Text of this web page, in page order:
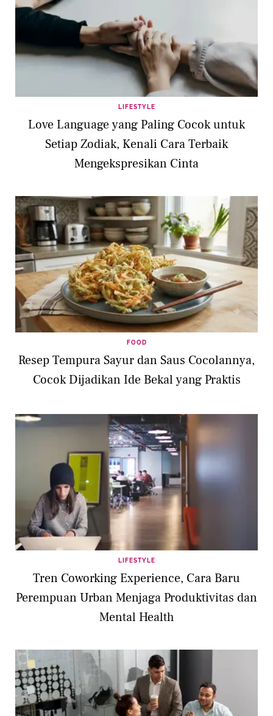
LIFESTYLE
Love Language yang Paling Cocok untuk
Setiap Zodiak, Kenali Cara Terbaik
Mengekspresikan Cinta
FOOD
Resep Tempura Sayur dan Saus Cocolannya,
Cocok Dijadikan Ide Bekal yang Praktis
LIFESTYLE
Tren Coworking Experience, Cara Baru
Perempuan Urban Menjaga Produktivitas dan
Mental Health